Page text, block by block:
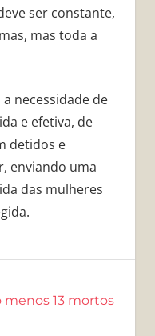
ser constante,
mas toda a
necessidade de
e efetiva, de
detidos e
enviando uma
das mulheres
menos 13 mortos